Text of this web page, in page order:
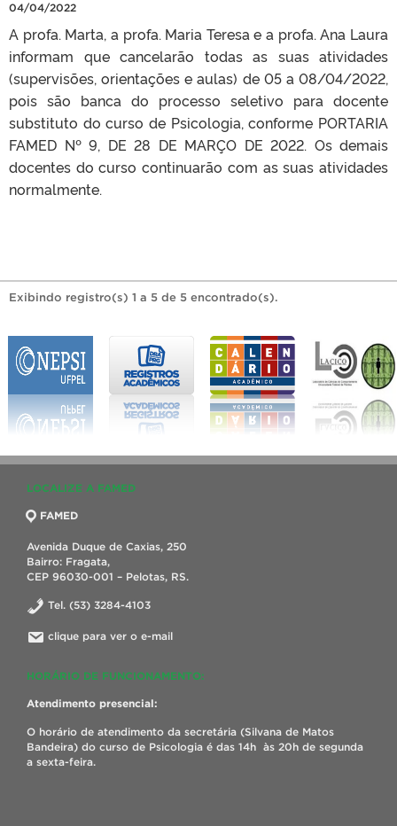
04/04/2022
A profa. Marta, a profa. Maria Teresa e a profa. Ana Laura
informam que cancelarão todas as suas atividades
(supervisões, orientações e aulas) de 05 a 08/04/2022,
pois são banca do processo seletivo para docente
substituto do curso de Psicologia, conforme PORTARIA
FAMED Nº 9, DE 28 DE MARÇO DE 2022. Os demais
docentes do curso continuarão com as suas atividades
normalmente.
Exibindo registro(s) 1 a 5 de 5 encontrado(s).
LOCALIZE A FAMED
FAMED
Avenida Duque de Caxias, 250
Bairro: Fragata,
CEP 96030-001 – Pelotas, RS.
Tel. (53) 3284-4103
clique para ver o e-mail
HORÁRIO DE FUNCIONAMENTO:
Atendimento presencial:
O horário de atendimento da secretária (Silvana de Matos
Bandeira) do curso de Psicologia é das 14h às 20h de segunda
a sexta-feira.